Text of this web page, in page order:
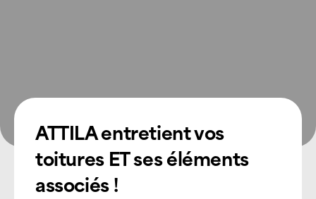
ATTILA entretient vos
toitures ET ses éléments
associés !